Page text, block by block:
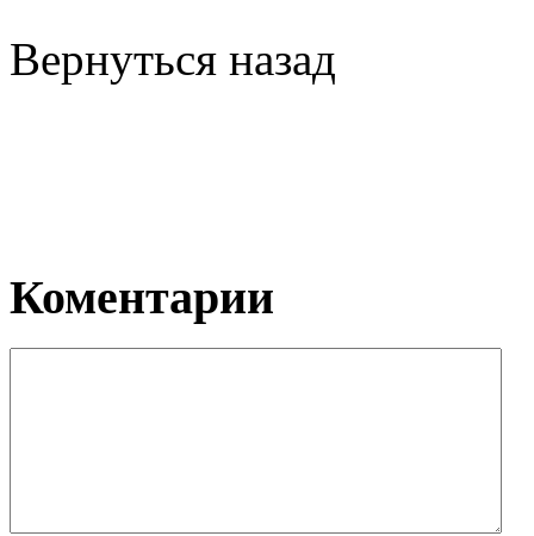
Вернуться назад
Коментарии